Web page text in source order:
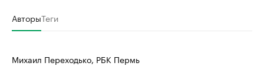
АвторыТеги
Михаил Переходько, РБК Пермь